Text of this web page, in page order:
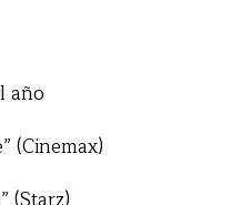
año
(Cinemax)